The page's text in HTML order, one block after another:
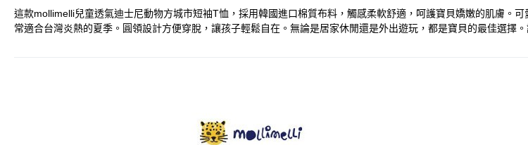
這款mollimelli兒童透氣迪士尼動物方城市短袖T恤，採用韓國進口棉質布料，觸感柔軟舒適，呵護寶貝嬌嫩的肌膚。
常適合台灣炎熱的夏季。圓領設計方便穿脫，讓孩子輕鬆自在。無論是居家休閒還是外出遊玩，都是寶貝的最佳選擇